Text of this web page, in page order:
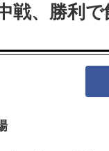
戦、勝利